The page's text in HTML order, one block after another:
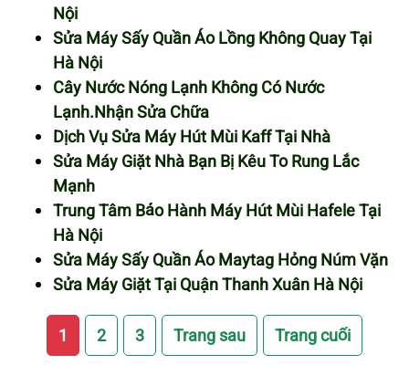
Nội
Sửa Máy Sấy Quần Áo Lồng Không Quay Tại
Hà Nội
Cây Nước Nóng Lạnh Không Có Nước
Lạnh.Nhận Sửa Chữa
Dịch Vụ Sửa Máy Hút Mùi Kaff Tại Nhà
Sửa Máy Giặt Nhà Bạn Bị Kêu To Rung Lắc
Mạnh
Trung Tâm Bảo Hành Máy Hút Mùi Hafele Tại
Hà Nội
Sửa Máy Sấy Quần Áo Maytag Hỏng Núm Vặn
Sửa Máy Giặt Tại Quận Thanh Xuân Hà Nội
1 2 3 Trang sau Trang cuối